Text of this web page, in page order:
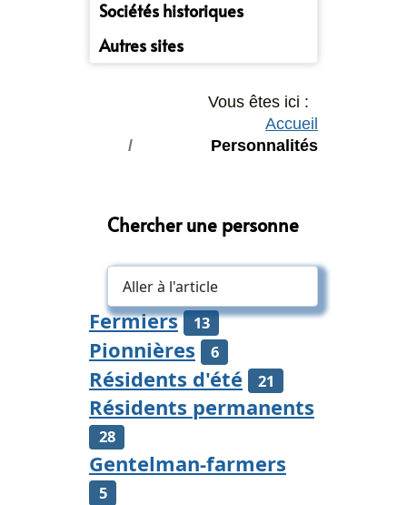
Sociétés historiques
Autres sites
Vous êtes ici :
Accueil
Personnalités
Chercher une personne
Fermiers 13
Pionnières 6
Résidents d'été 21
Résidents permanents
28
Gentelman-farmers
5